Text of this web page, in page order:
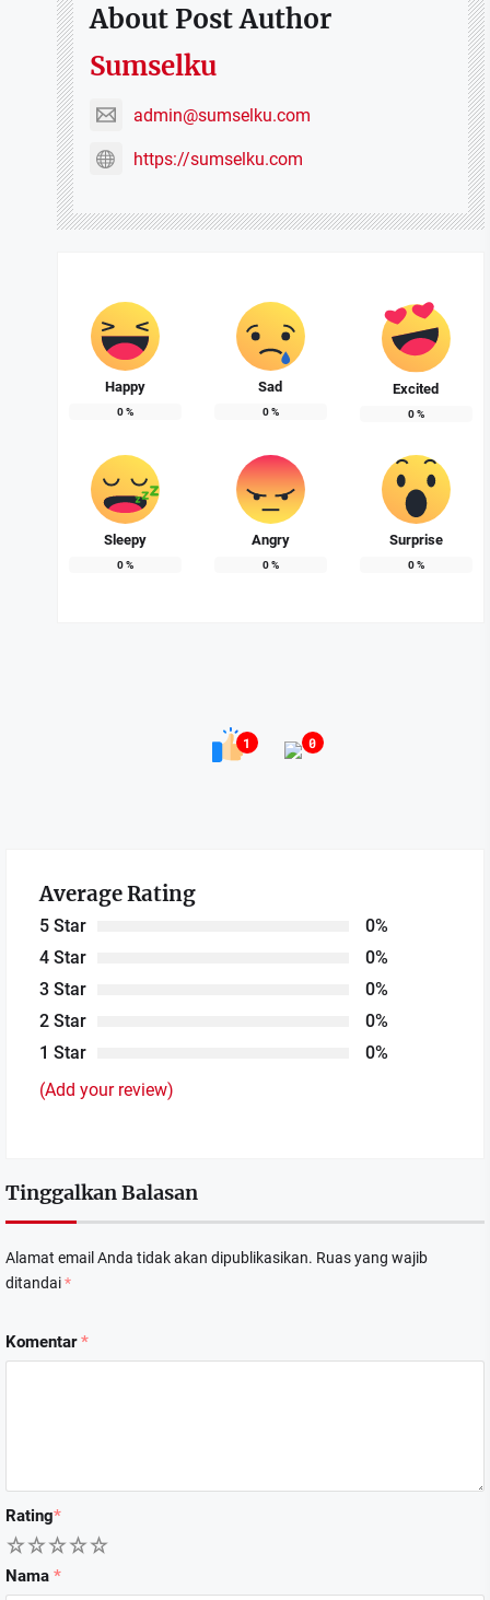
About Post Author
Sumselku
admin@sumselku.com
https://sumselku.com
Happy
0%
Sad
0%
Excited
0%
Sleepy
0%
Angry
0%
Surprise
0%
1 0
Average Rating
5 Star
0%
4 Star
0%
3 Star
0%
2 Star
0%
1 Star
0%
(Add your review)
Tinggalkan Balasan
Alamat email Anda tidak akan dipublikasikan. Ruas yang wajib
ditandai*
Komentar*
Rating*
5
4
3
2
Nama *